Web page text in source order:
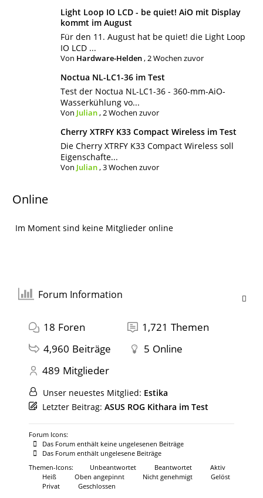
Light Loop IO LCD - be quiet! AiO mit Display
kommt im August
Für den 11. August hat be quiet! die Light Loop
IO LCD ...
Von Hardware-Helden,2 Wochen zuvor
Noctua NL-LC1-36 im Test
Test der Noctua NL-LC1-36 - 360-mm-AiO-
Wasserkühlung vo...
Von Julian,2 Wochen zuvor
Cherry XTRFY K33 Compact Wireless im Test
Die Cherry XTRFY K33 Compact Wireless soll
Eigenschafte...
Von Julian,3 Wochen zuvor
Online
Im Moment sind keine Mitglieder online
Forum Information
18 Foren 1,721 Themen
4,960 Beiträge 5 Online
489 Mitglieder
Unser neuestes Mitglied: Estika
Letzter Beitrag: ASUS ROG Kithara im Test
Forum Icons:
Das Forum enthält keine ungelesenen Beiträge
Das Forum enthält ungelesene Beiträge
Themen-Icons:
Unbeantwortet Beantwortet
Aktiv
Heiß
Oben angepinnt Nicht genehmigt
Gelöst
Privat
Geschlossen